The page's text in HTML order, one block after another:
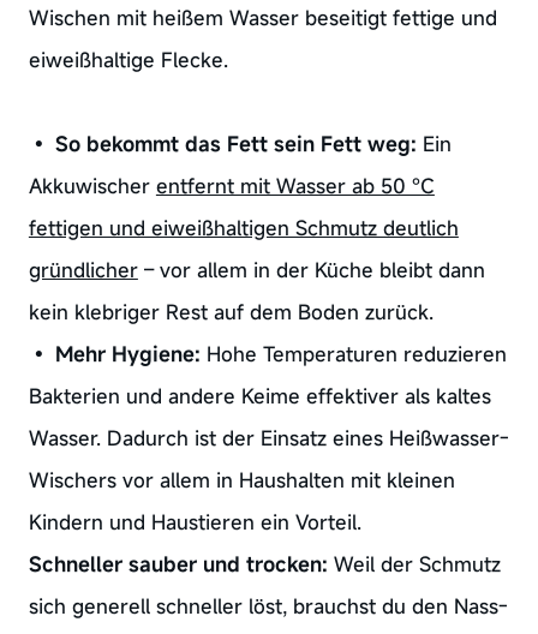
Wischen mit heißem Wasser beseitigt fettige und
eiweißhaltige Flecke.
• So bekommt das Fett sein Fett weg: Ein
Akkuwischer entfernt mit Wasser ab 50 °C
fettigen und eiweißhaltigen Schmutz deutlich
gründlicher– vor allem in der Küche bleibt dann
kein klebriger Rest auf dem Boden zurück.
• Mehr Hygiene: Hohe Temperaturen reduzieren
Bakterien und andere Keime effektiver als kaltes
Wasser. Dadurch ist der Einsatz eines Heißwasser-
Wischers vor allem in Haushalten mit kleinen
Kindern und Haustieren ein Vorteil.
Schneller sauber und trocken: Weil der Schmutz
sich generell schneller löst, brauchst du den Nass-